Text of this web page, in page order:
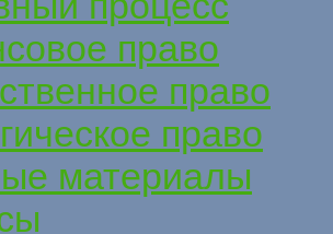
право
право
право
материалы